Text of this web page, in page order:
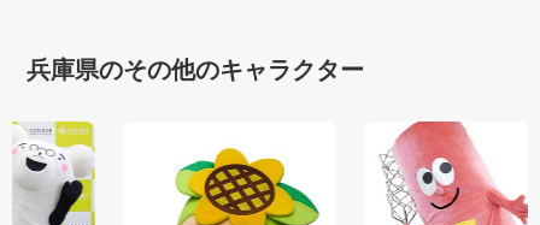
兵庫県のその他のキャラクター